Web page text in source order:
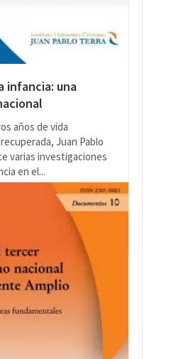
infancia: una
años de vida
Juan Pablo
varias investigaciones
en el...